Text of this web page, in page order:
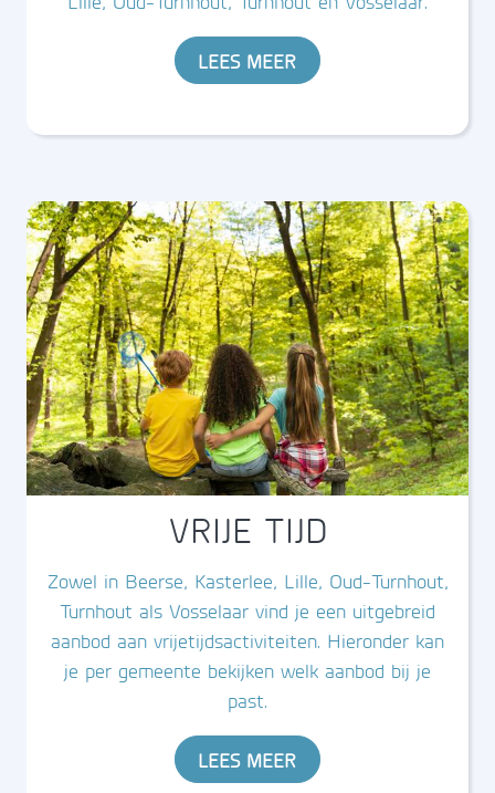
LEES MEER
VRIJE TIJD
Zowel in Beerse, Kasterlee, Lille, Oud-Turnhout,
Turnhout als Vosselaar vind je een uitgebreid
aanbod aan vrijetijdsactiviteiten. Hieronder kan
je per gemeente bekijken welk aanbod bij je
past.
LEES MEER